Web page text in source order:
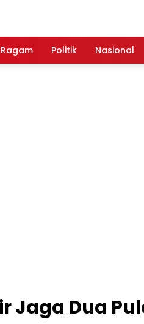
Ragam Politik Nasional
Jaga Dua